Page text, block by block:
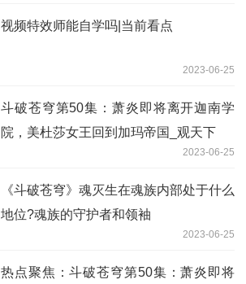
视频特效师能自学吗|当前看点
2023-06-25
斗破苍穹第50集：萧炎即将离开迦南学
院，美杜莎女王回到加玛帝国_观天下
2023-06-25
《斗破苍穹》魂灭生在魂族内部处于什么
地位?魂族的守护者和领袖
2023-06-25
热点聚焦：斗破苍穹第50集：萧炎即将